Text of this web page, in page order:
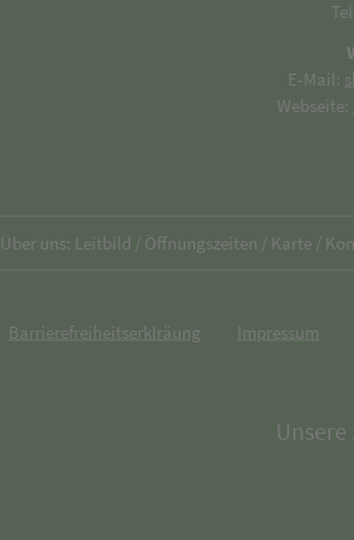
E-Mail:
Webseite:
Über uns: Leitbild / Öffnungszeiten / Karte /
Barrierefreiheitserklräung Impressum